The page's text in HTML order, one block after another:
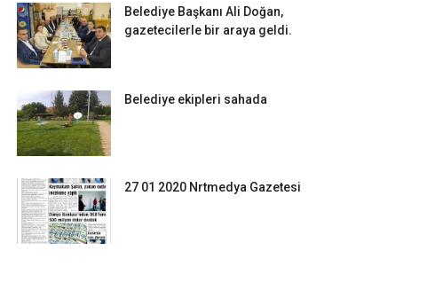
Belediye Başkanı Ali Doğan,
gazetecilerle bir araya geldi.
Belediye ekipleri sahada
27 01 2020 Nrtmedya Gazetesi